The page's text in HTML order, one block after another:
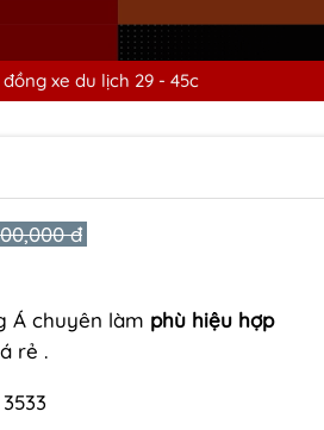
xe du lịch 29 - 45c
đ
Á chuyên làm phù hiệu hợp
rẻ .